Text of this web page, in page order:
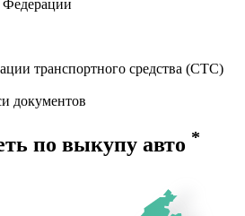
Федерации
транспортного средства (СТС)
документов
по выкупу авто *